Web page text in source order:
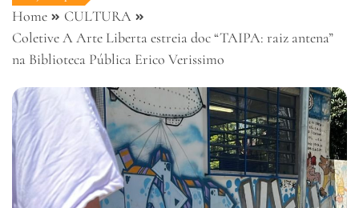
Home
CULTURA
Coletive A Arte Liberta estreia doc “TAIPA: raiz antena”
na Biblioteca Pública Erico Verissimo